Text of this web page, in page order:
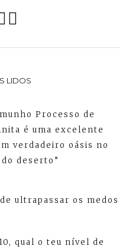
LIDOS
Processo de
é uma excelente
verdadeiro oásis no
deserto”
ultrapassar os medos
qual o teu nível de